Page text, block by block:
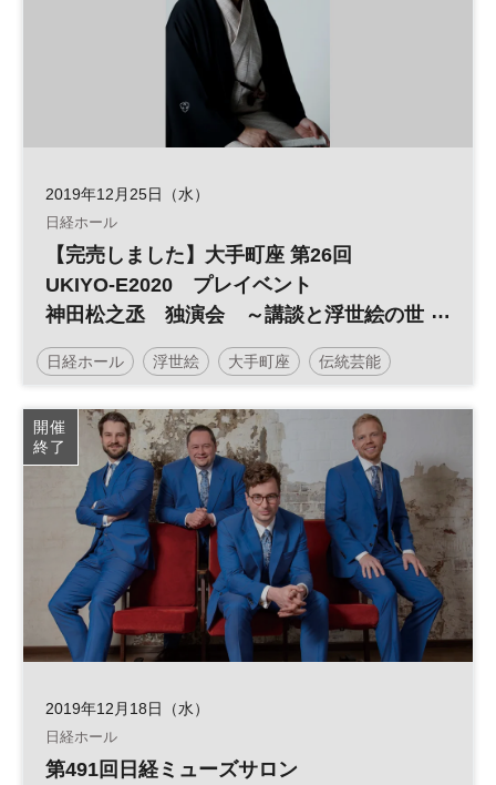
2019年12月25日（水）
日経ホール
【完売しました】大手町座 第26回
UKIYO-E2020 プレイベント
神田松之丞 独演会 ～講談と浮世絵の世
界～
日経ホール 浮世絵 大手町座 伝統芸能
開催
終了
2019年12月18日（水）
日経ホール
第491回日経ミューズサロン